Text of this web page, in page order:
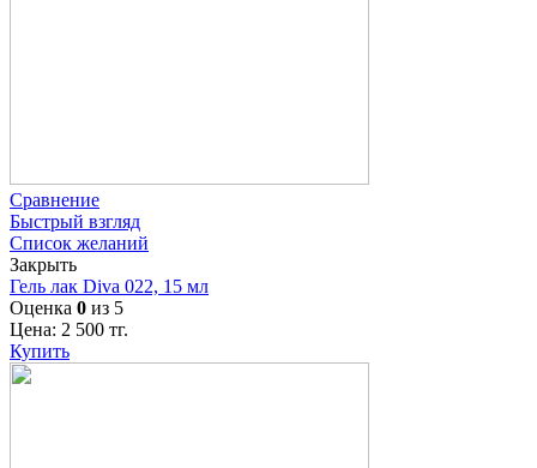
Сравнение
Быстрый взгляд
Список желаний
Закрыть
Гель лак Diva 022, 15 мл
Оценка 0 из 5
Цена: 2 500 тг.
Купить